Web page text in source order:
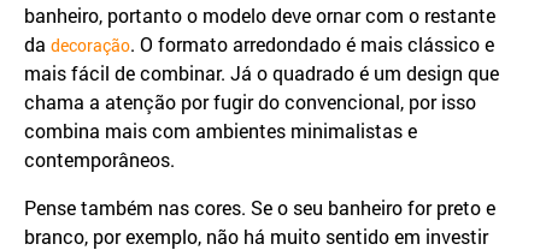
banheiro, portanto o modelo deve ornar com o restante
da decoração. O formato arredondado é mais clássico e
mais fácil de combinar. Já o quadrado é um design que
chama a atenção por fugir do convencional, por isso
combina mais com ambientes minimalistas e
contemporâneos.
Pense também nas cores. Se o seu banheiro for preto e
branco, por exemplo, não há muito sentido em investir